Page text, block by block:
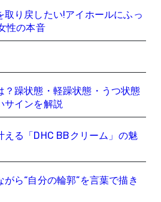
取り戻したい!アイホールにふっ
性の本音
？躁状態・軽躁状態・うつ状態
サインを解説
える「DHC BBクリーム」の魅
ら“自分の輪郭”を言葉で描き